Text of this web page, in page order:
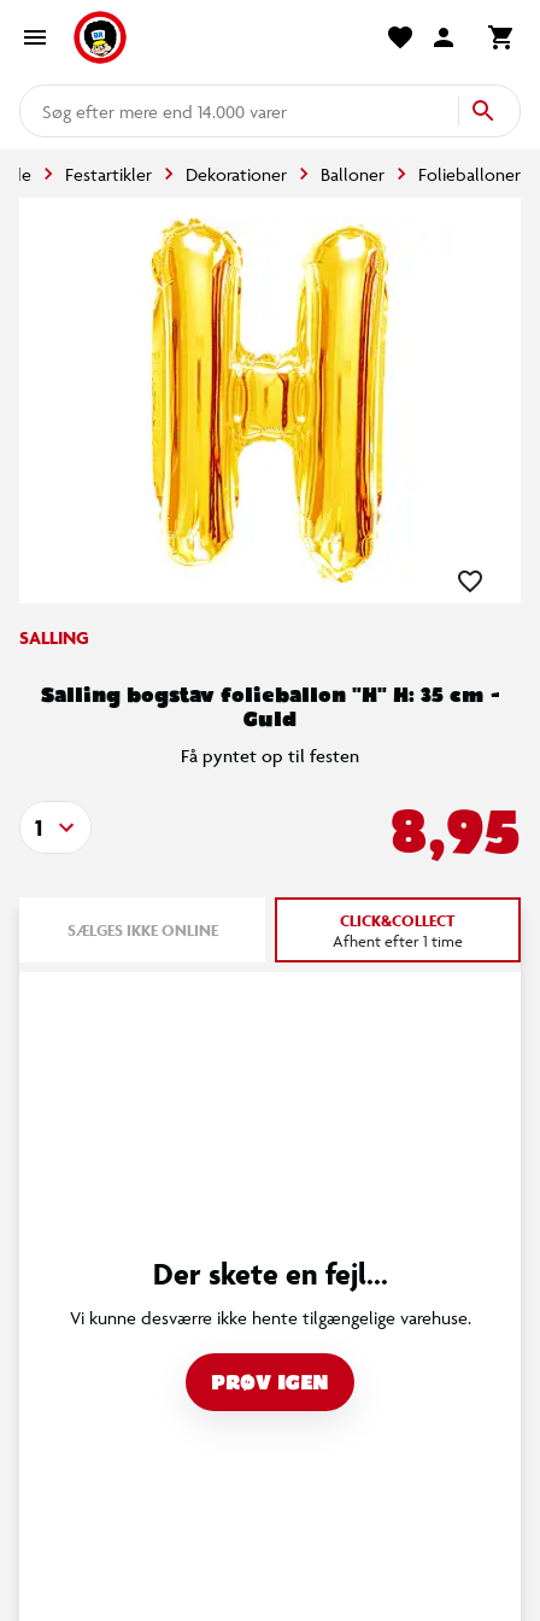
mere end 14.000 varer
Festartikler Dekorationer Balloner Folieballoner
SALLING
Salling bogstav folieballon "H" H: 35 cm -
Guld
Få pyntet op til festen
8,95
1
SÆLGES IKKE ONLINE CLICK&COLLECT
Afhent efter 1 time
Der skete en fejl...
Vi kunne desværre ikke hente tilgængelige varehuse.
PRØV IGEN